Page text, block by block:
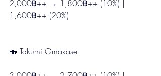
2,000฿++ → 1,800฿++ (10%) |
1,600฿++ (20%)
🍣 Takumi Omakase